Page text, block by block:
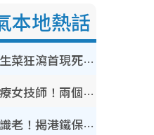
本地熱話
奪命寄生蟲｜食生菜狂瀉首現死者！疫潮惡化錄1.8萬宗病例 揭洗菜3大謬誤
銀行高層戀上水療女技師！兩個月借128萬驚覺「沉船」沉落火海 揭背後疑似邪教操控賣淫
內地客歎港人唔識老！揭港鐵保鮮級冷氣 港人求放過：咪投訴